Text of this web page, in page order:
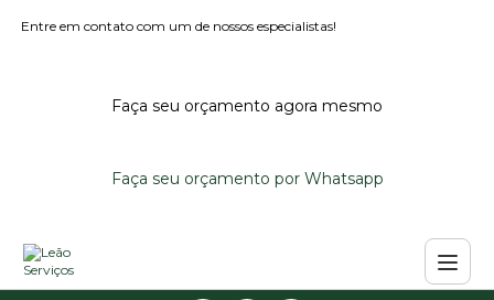
Entre em contato com um de nossos especialistas!
Faça seu orçamento agora mesmo
Faça seu orçamento por Whatsapp